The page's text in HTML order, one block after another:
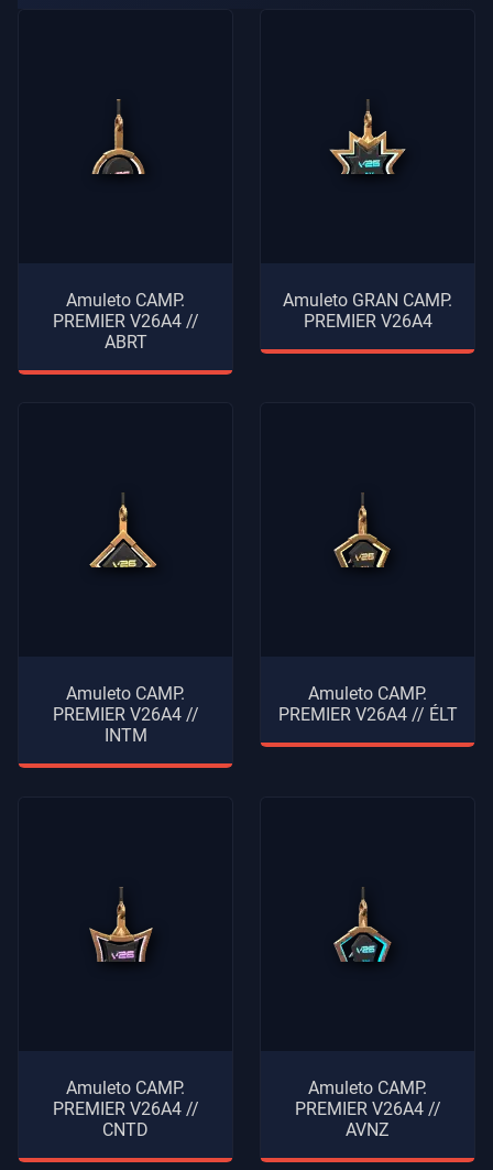
Amuleto CAMP.
PREMIER V26A4 //
ABRT
Amuleto GRAN CAMP.
PREMIER V26A4
Amuleto CAMP.
PREMIER V26A4 //
INTM
Amuleto CAMP.
PREMIER V26A4 // ÉLT
Amuleto CAMP.
PREMIER V26A4 //
CNTD
Amuleto CAMP.
PREMIER V26A4 //
AVNZ